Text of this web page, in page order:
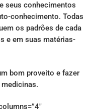
seus conhecimentos
conhecimento. Todas
os padrões de cada
e em suas matérias-
bom proveito e fazer